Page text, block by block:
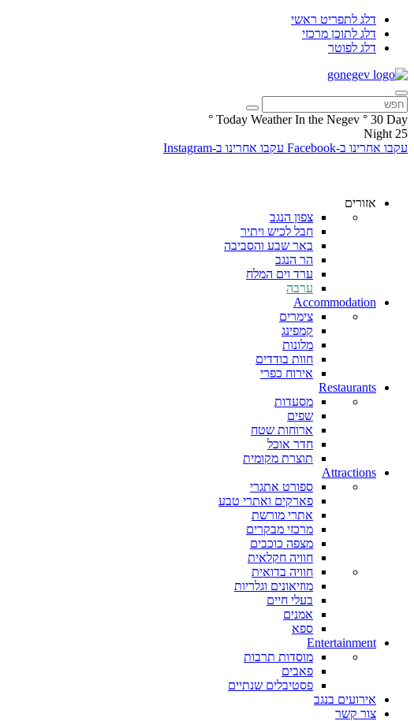
דלג לתפריט ראשי
דלג לתוכן מרכזי
דלג לפוטר
Today Weather In the Negev ° 30 Day
°
25
Night
עקבו אחרינו ב-Facebook
עקבו אחרינו ב-Instagram
אזורים
צפון הנגב
חבל לכיש ויתיר
באר שבע והסביבה
הר הנגב
ערד וים המלח
ערבה
Accommodation
צימרים
קמפינג
מלונות
חוות בודדים
אירוח כפרי
Restaurants
מסעדות
שפים
ארוחות שטח
חדר אוכל
תוצרת מקומית
Attractions
ספורט אתגרי
פארקים ואתרי טבע
אתרי מורשת
מרכזי מבקרים
מצפה כוכבים
חוויה חקלאית
חוויה בדואית
מוזיאונים וגלריות
בעלי חיים
אמנים
ספא
Entertainment
מוסדות תרבות
פאבים
פסטיבלים שנתיים
אירועים בנגב
צור קשר